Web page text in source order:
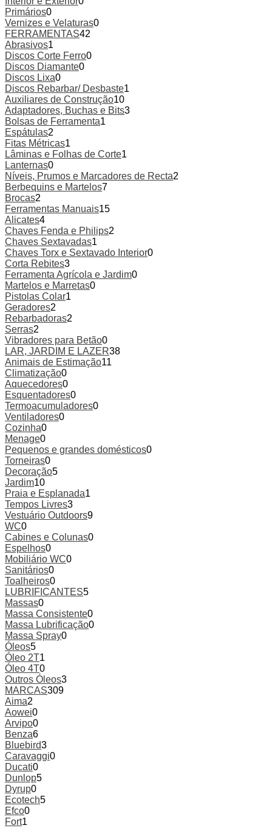
Primários0
Vernizes e Velaturas0
FERRAMENTAS42
Abrasivos1
Discos Corte Ferro0
Discos Diamante0
Discos Lixa0
Discos Rebarbar/ Desbaste1
Auxiliares de Construção10
Adaptadores, Buchas e Bits3
Bolsas de Ferramenta1
Espátulas2
Fitas Métricas1
Lâminas e Folhas de Corte1
Lanternas0
Níveis, Prumos e Marcadores de Recta2
Berbequins e Martelos7
Brocas2
Ferramentas Manuais15
Alicates4
Chaves Fenda e Philips2
Chaves Sextavadas1
Chaves Torx e Sextavado Interior0
Corta Rebites3
Ferramenta Agrícola e Jardim0
Martelos e Marretas0
Pistolas Colar1
Geradores2
Rebarbadoras2
Serras2
Vibradores para Betão0
LAR, JARDIM E LAZER38
Animais de Estimação11
Climatização0
Aquecedores0
Esquentadores0
Termoacumuladores0
Ventiladores0
Cozinha0
Menage0
Pequenos e grandes domésticos0
Torneiras0
Decoração5
Jardim10
Praia e Esplanada1
Tempos Livres3
Vestuário Outdoors9
WC0
Cabines e Colunas0
Espelhos0
Mobiliário WC0
Sanitários0
Toalheiros0
LUBRIFICANTES5
Massas0
Massa Consistente0
Massa Lubrificação0
Massa Spray0
Óleos5
Óleo 2T1
Óleo 4T0
Outros Óleos3
MARCAS309
Aima2
Aowei0
Arvipo0
Benza6
Bluebird3
Caravaggi0
Ducati0
Dunlop5
Dyrup0
Ecotech5
Efco0
Fort1